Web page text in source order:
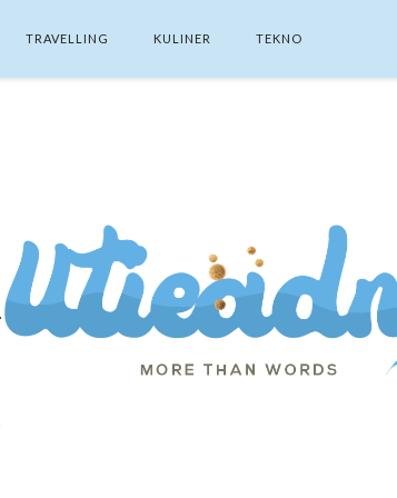
TRAVELLING KULINER TEKNO
SEARCH THIS BLOG